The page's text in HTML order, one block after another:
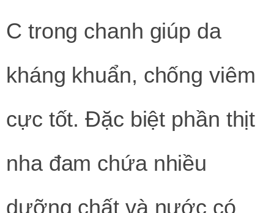
C trong chanh giúp da
kháng khuẩn, chống viêm
cực tốt. Đặc biệt phần thịt
nha đam chứa nhiều
dưỡng chất và nước có